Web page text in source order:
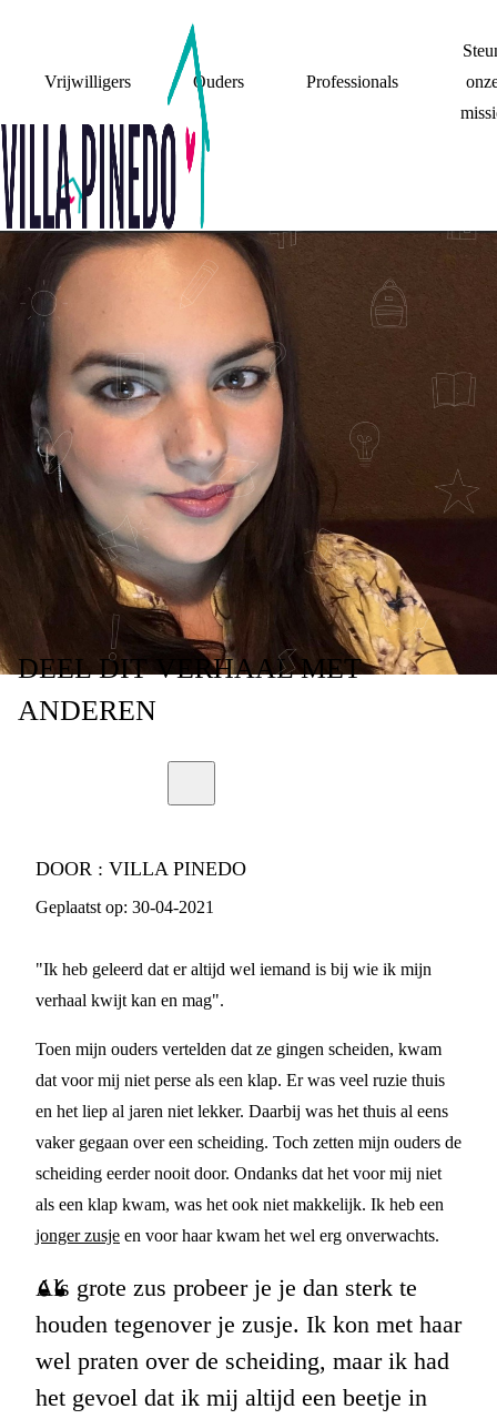
Vrijwilligers Ouders Professionals
VAN SARA
DEELDIT VERHAALMET
ANDEREN
DOOR : VILLA PINEDO
Geplaatst op: 30-04-2021
"Ik heb geleerd dat er altijd wel iemand is bij wie ik mijn
verhaal kwijt kan en mag".
Toen mijn ouders vertelden dat ze gingen scheiden, kwam
dat voor mij niet perse als een klap. Er was veel ruzie thuis
en het liep al jaren niet lekker. Daarbij was het thuis al eens
vaker gegaan over een scheiding. Toch zetten mijn ouders de
scheiding eerder nooit door. Ondanks dat het voor mij niet
als een klap kwam, was het ook niet makkelijk. Ik heb een
jonger zusje en voor haar kwam het wel erg onverwachts.
Als grote zus probeer je je dan sterk te
houden tegenover je zusje. Ik kon met haar
wel praten over de scheiding, maar ik had
het gevoel dat ik mij altijd een beetje in